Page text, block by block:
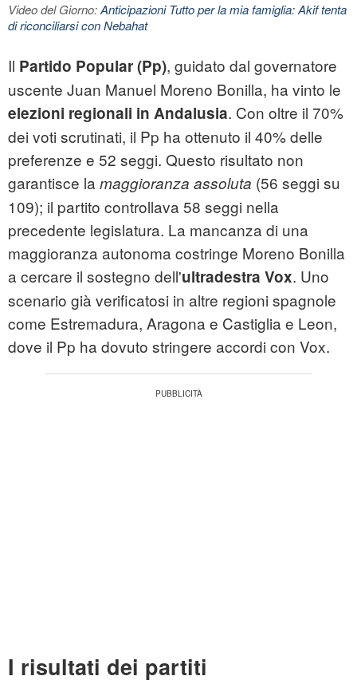
Video del Giorno:Anticipazioni Tutto per la mia famiglia: Akif tenta
di riconciliarsi con Nebahat
Il Partido Popular (Pp), guidato dal governatore
uscente Juan Manuel Moreno Bonilla, ha vinto le
elezioni regionali in Andalusia. Con oltre il 70%
dei voti scrutinati, il Pp ha ottenuto il 40% delle
preferenze e 52 seggi. Questo risultato non
garantisce la maggioranza assoluta (56 seggi su
109); il partito controllava 58 seggi nella
precedente legislatura. La mancanza di una
maggioranza autonoma costringe Moreno Bonilla
a cercare il sostegno dell'ultradestra Vox. Uno
scenario già verificatosi in altre regioni spagnole
come Estremadura, Aragona e Castiglia e Leon,
dove il Pp ha dovuto stringere accordi con Vox.
I risultati dei partiti